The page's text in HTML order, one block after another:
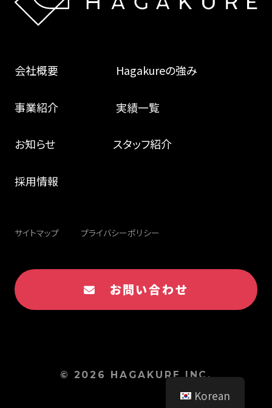
会社概要 Hagakureの強み
事業紹介 実績一覧
お知らせ スタッフ紹介
採用情報
サイトマップ プライバシーポリシー
お問い合わせ
© 2026 HAGAKURE INC.
Korean